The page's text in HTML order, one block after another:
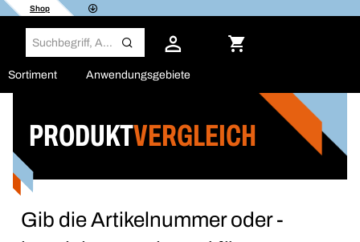
Shop
Sortiment Anwendungsgebiete
PRODUKTVERGLEICH
Gib die Artikelnummer oder -